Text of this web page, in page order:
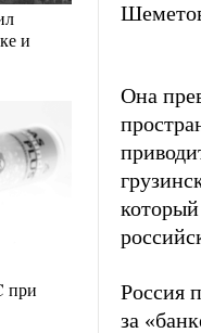
и
при
Она
который
Россия
за